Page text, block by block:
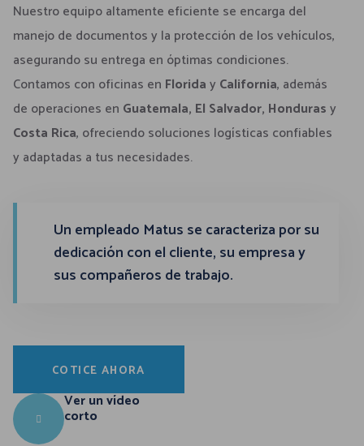
Nuestro equipo altamente eficiente se encarga del
manejo de documentos y la protección de los vehículos,
asegurando su entrega en óptimas condiciones.
Contamos con oficinas en Floriday California, además
de operaciones en Guatemala, El Salvador, Hondurasy
Costa Rica, ofreciendo soluciones logísticas confiables
y adaptadas a tus necesidades.
Un empleado Matus se caracteriza por su
dedicación con el cliente, su empresa y
sus compañeros de trabajo.
COTICE AHORA
Ver un vídeo
corto
0
9
7
6
4
3